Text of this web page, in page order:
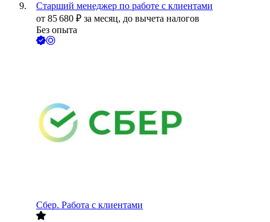
Старший менеджер по работе с клиентами
от 85 680 ₽ за месяц, до вычета налогов
Без опыта
Сбер. Работа с клиентами